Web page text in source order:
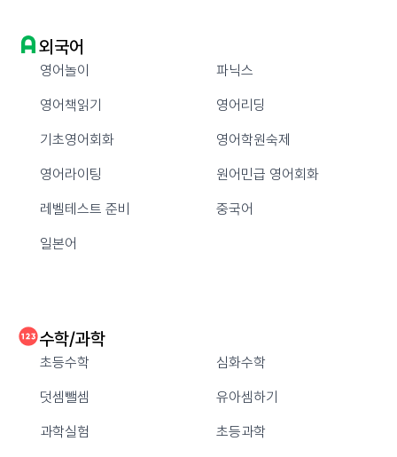
외국어
영어놀이 파닉스
영어책읽기 영어리딩
기초영어회화 영어학원숙제
영어라이팅 원어민급 영어회화
레벨테스트 준비 중국어
일본어
수학/과학
초등수학 심화수학
덧셈뺄셈 유아셈하기
과학실험 초등과학